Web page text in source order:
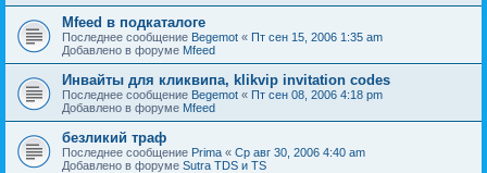
Mfeed в подкаталоге
Последнее сообщение Begemot « Пт сен 15, 2006 1:35 am
Добавлено в форуме Mfeed
Инвайты для кликвипа, klikvip invitation codes
Последнее сообщение Begemot « Пт сен 08, 2006 4:18 pm
Добавлено в форуме Mfeed
безликий траф
Последнее сообщение Prima « Ср авг 30, 2006 4:40 am
Добавлено в форуме Sutra TDS и TS